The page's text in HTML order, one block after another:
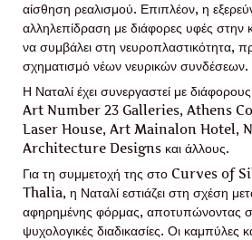
αίσθηση ρεαλισμού. Επιπλέον, η
αλληλεπίδραση με διάφορες υφές στην
να συμβάλει στη νευροπλαστικότητα,
σχηματισμό νέων νευρικών συνδέσεων.
Η Ναταλί έχει συνεργαστεί με
Art Number 23 Galleries, Athens
Laser House, Art Mainalon Hotel,
Architecture Designs και άλλους.
Για τη συμμετοχή της στο Curves of
Thalia, η Ναταλί εστιάζει στη σχέση
αφηρημένης φόρμας, αποτυπώνοντας
ψυχολογικές διαδικασίες. Οι καμπύλες